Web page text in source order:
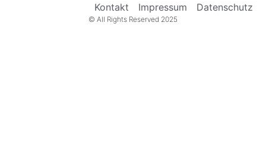
Kontakt Impressum Datenschutz
© All Rights Reserved 2025